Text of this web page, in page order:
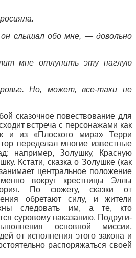
слышал обо мне, — довольно
мне отлупить эту наглую
Но, может, все-таки не
сказочное повествование для
встреча с персонажами как
и из «Плоского мира» Терри
переделал многие известные
например, Золушку, Красную
Кстати, сказка о Золушке (как
центральное положение
вокруг крестницы Эллы
По сюжету, сказки от
обретают силу, и жители
следовать им, а те, кто
суровому наказанию. Подруги-
основной миссии,
от исполнения этого закона и
распоряжаться своей